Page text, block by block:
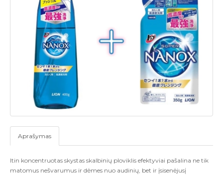
Aprašymas
Itin koncentruotas skystas skalbinių ploviklis efektyviai pašalina ne tik
matomus nešvarumus ir dėmes nuo audinių, bet ir įsisenėjusį